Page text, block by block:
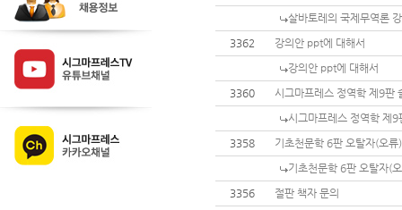
살바토레의 국제무역론
3362
강의안 ppt에 대해서
강의안 ppt에 대해서
3360
시그마프레스 정역학 제9판
시그마프레스 정역학 제9
3358
기초천문학 6판 오탈자(오류)
기초천문학 6판 오탈자(
3356
절판 책자 문의